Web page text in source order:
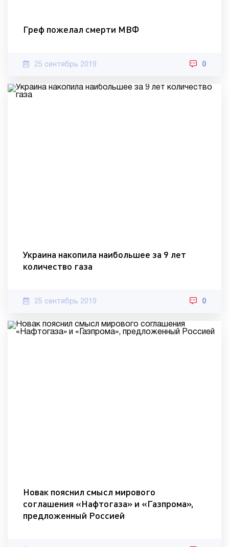
Греф пожелал смерти МВФ
25 сентябрь 2019 0
Украина накопила наибольшее за 9 лет
количество газа
25 сентябрь 2019 0
Новак пояснил смысл мирового
соглашения «Нафтогаза» и «Газпрома»,
предложенный Россией